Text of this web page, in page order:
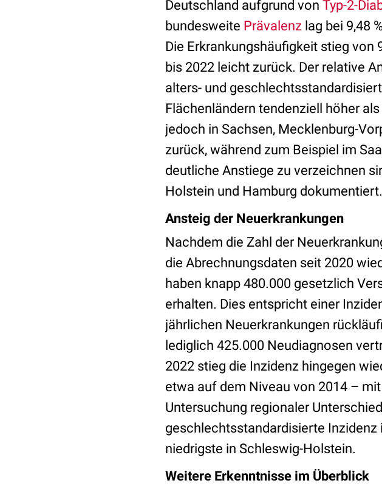
Deutschland aufgrund von Typ-2-
bundesweite Prävalenz lag bei 9,48
Die Erkrankungshäufigkeit stieg von
bis 2022 leicht zurück. Der relative
alters- und
Flächenländern tendenziell höher
jedoch in Sachsen, Mecklenburg-
zurück, während zum Beispiel im
deutliche Anstiege zu verzeichnen
Holstein und Hamburg dokumentiert.
Ansteig der Neuerkrankungen
Nachdem die Zahl der
die Abrechnungsdaten seit 2020
haben knapp 480.000 gesetzlich
erhalten. Dies entspricht einer
jährlichen Neuerkrankungen
lediglich 425.000 Neudiagnosen
2022 stieg die Inzidenz hingegen
etwa auf dem Niveau von 2014 –
Untersuchung regionaler
geschlechtsstandardisierte Inzidenz
niedrigste in Schleswig-Holstein.
Weitere Erkenntnisse im Überblick